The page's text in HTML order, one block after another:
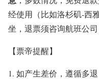
经使用（比如洛杉矶-西
坐，退票须咨询航班公司
【票帝提醒】
1. 如产生差价，遵循多